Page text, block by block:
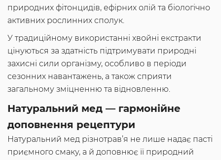
природних фітонцидів, ефірних олій та біологічно
активних рослинних сполук.
У традиційному використанні хвойні екстракти
цінуються за здатність підтримувати природні
захисні сили організму, особливо в періоди
сезонних навантажень, а також сприяти
загальному зміцненню та відновленню.
Натуральний мед — гармонійне
доповнення рецептури
Натуральний мед різнотрав’я не лише надає пасті
приємного смаку, а й доповнює її природний